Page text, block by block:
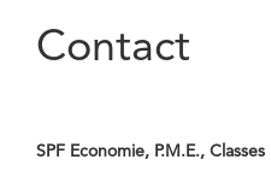
Contact
SPF Economie, P.M.E.,